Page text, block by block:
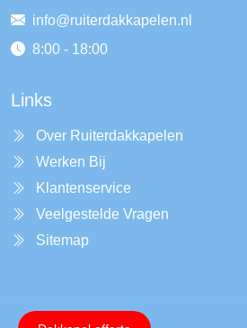
info@ruiterdakkapelen.nl
8:00 - 18:00
Links
Over Ruiterdakkapelen
Werken Bij
Klantenservice
Veelgestelde Vragen
Sitemap